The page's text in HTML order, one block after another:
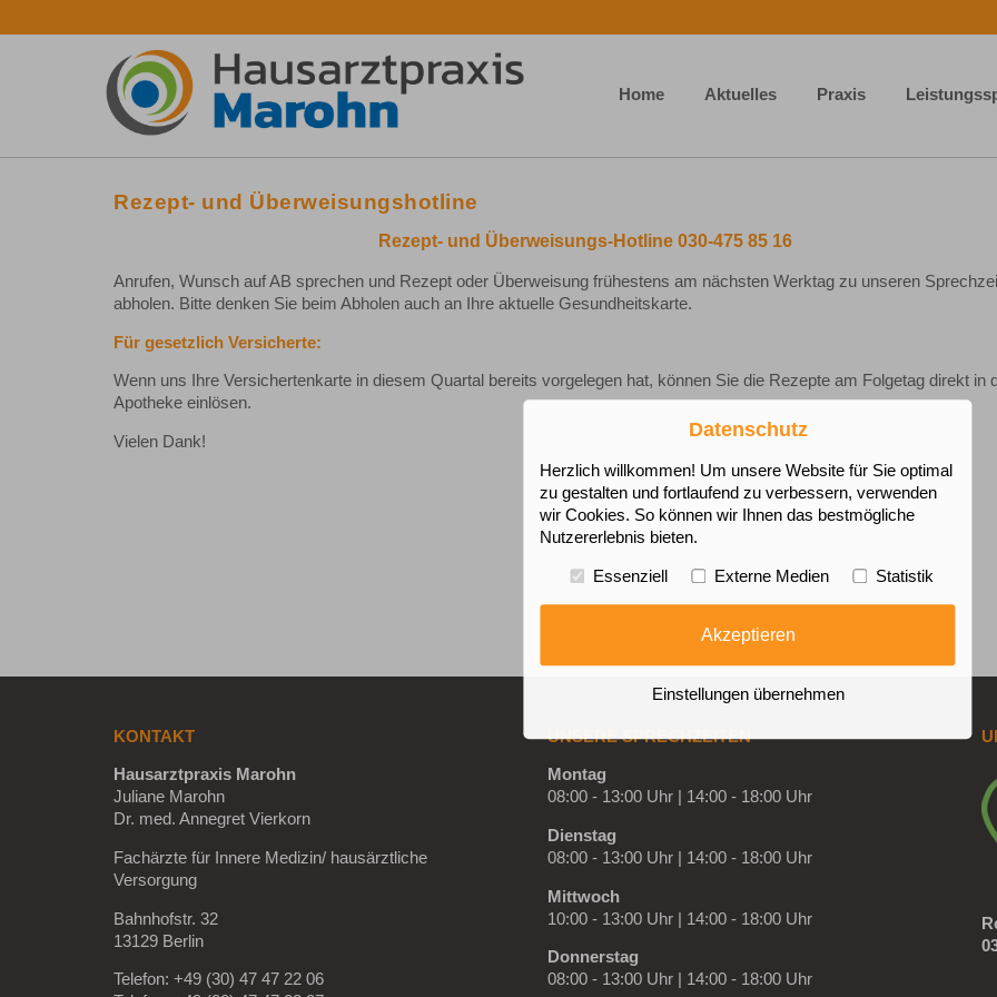
Home Aktuelles Praxis
Rezept- und Überweisungshotline
Rezept- und Überweisungs-Hotline 030-475 85 16
Anrufen, Wunsch auf AB sprechen und Rezept oder Überweisung frühestens am nächsten Werktag zu unseren
abholen. Bitte denken Sie beim Abholen auch an Ihre aktuelle Gesundheitskarte.
Für gesetzlich Versicherte:
Wenn uns Ihre Versichertenkarte in diesem Quartal bereits vorgelegen hat, können Sie die Rezepte am Folgetag direkt in
Apotheke einlösen.
Vielen Dank!
KONTAKT
Hausarztpraxis Marohn
Juliane Marohn
Dr. med. Annegret Vierkorn
Fachärzte für Innere Medizin/ hausärztliche
Versorgung
Bahnhofstr. 32
13129 Berlin
Telefon: +49 (30) 47 47 22 06
UNSERE SPRECHZEITEN
Montag
08:00 - 13:00 Uhr | 14:00 - 18:00 Uhr
Dienstag
08:00 - 13:00 Uhr | 14:00 - 18:00 Uhr
Mittwoch
10:00 - 13:00 Uhr | 14:00 - 18:00 Uhr
Donnerstag
08:00 - 13:00 Uhr | 14:00 - 18:00 Uhr
Datenschutz
Herzlich willkommen! Um unsere Website für Sie optimal
zu gestalten und fortlaufend zu verbessern, verwenden
wir Cookies. So können wir Ihnen das bestmögliche
Nutzererlebnis bieten.
Essenziell Externe Medien Statistik
Akzeptieren
Einstellungen übernehmen